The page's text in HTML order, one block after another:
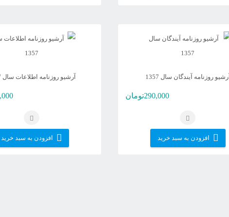
آرشیو روزنامه آیندگان سال 1357
290,000تومان
افزودن به سبد خرید
آرشیو روزنامه اطلاعات سال 1357
افزودن به سبد خرید